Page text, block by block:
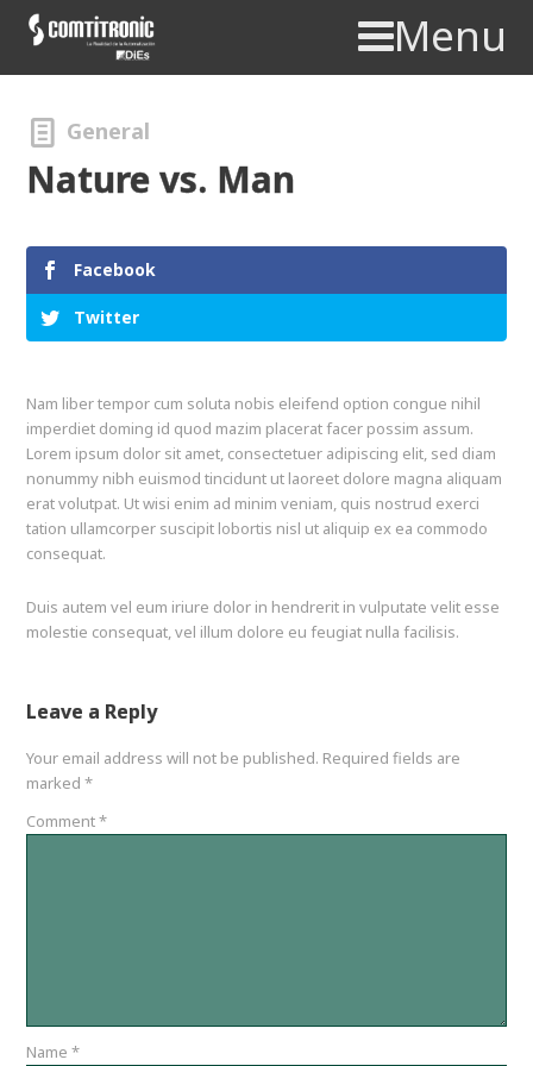
Menu
General
Nature vs. Man
Facebook
Twitter
Nam liber tempor cum soluta nobis eleifend option congue nihil
imperdiet doming id quod mazim placerat facer possim assum.
Lorem ipsum dolor sit amet, consectetuer adipiscing elit, sed diam
nonummy nibh euismod tincidunt ut laoreet dolore magna aliquam
erat volutpat. Ut wisi enim ad minim veniam, quis nostrud exerci
tation ullamcorper suscipit lobortis nisl ut aliquip ex ea commodo
consequat.
Duis autem vel eum iriure dolor in hendrerit in vulputate velit esse
molestie consequat, vel illum dolore eu feugiat nulla facilisis.
Leave a Reply
Your email address will not be published. Required fields are
marked*
Comment*
Name*